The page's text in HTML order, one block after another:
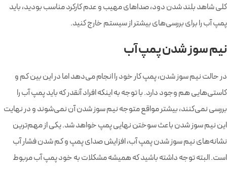
کلی شاهد بلند شدن دود، صداهای مهیب و عدم کارکرد مناسب بودید، باید
پمپ آب را برای بررسی‌های بیشتر از سیستم خارج کنید.
نیم سوز شدن پمپ آب
در حالت نیم سوز شدن، پمپ کار خود را انجام می‌دهد اما در این بین کم و
کاستی‌هایی هم وجود دارد. با توجه به اینکه افراد آنقدر که باید پمپ آب را
بررسی نمی‌کنند، بیشتر مواقع متوجه نیم سوز شدن آن نمی‌شوند و در نهایت
این نیم سوز شدن باعث سوختن نهایی پمپ خواهد شد. یکی از مهم‌ترین
نشانه‌های نیم سوز شدن پمپ آب، افزایش صدای پمپ و کم شدن فشار آب
است. البته توجه داشته باشید که همیشه مشکلات به خود پمپ آب مربوط